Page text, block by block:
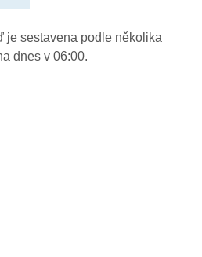
je sestavena podle několika
dnes v 06:00.